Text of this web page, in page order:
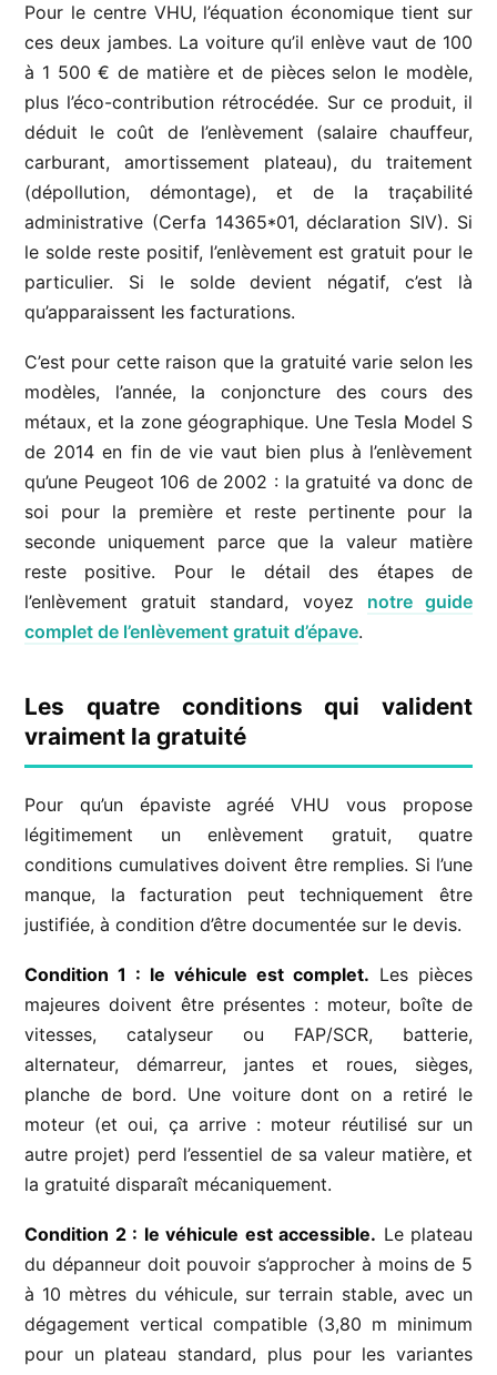
Pour le centre VHU, l’équation économique tient sur
ces deux jambes. La voiture qu’il enlève vaut de 100
à 1 500 € de matière et de pièces selon le modèle,
plus l’éco-contribution rétrocédée. Sur ce produit, il
déduit le coût de l’enlèvement (salaire chauffeur,
carburant, amortissement plateau), du traitement
(dépollution, démontage), et de la traçabilité
administrative (Cerfa 14365*01, déclaration SIV). Si
le solde reste positif, l’enlèvement est gratuit pour le
particulier. Si le solde devient négatif, c’est là
qu’apparaissent les facturations.
C’est pour cette raison que la gratuité varie selon les
modèles, l’année, la conjoncture des cours des
métaux, et la zone géographique. Une Tesla Model S
de 2014 en fin de vie vaut bien plus à l’enlèvement
qu’une Peugeot 106 de 2002 : la gratuité va donc de
soi pour la première et reste pertinente pour la
seconde uniquement parce que la valeur matière
reste positive. Pour le détail des étapes de
l’enlèvement gratuit standard, voyez notre guide
complet de l’enlèvement gratuit d’épave.
Les quatre conditions qui valident
vraiment la gratuité
Pour qu’un épaviste agréé VHU vous propose
légitimement un enlèvement gratuit, quatre
conditions cumulatives doivent être remplies. Si l’une
manque, la facturation peut techniquement être
justifiée, à condition d’être documentée sur le devis.
Condition 1 : le véhicule est complet. Les pièces
majeures doivent être présentes : moteur, boîte de
vitesses, catalyseur ou FAP/SCR, batterie,
alternateur, démarreur, jantes et roues, sièges,
planche de bord. Une voiture dont on a retiré le
moteur (et oui, ça arrive : moteur réutilisé sur un
autre projet) perd l’essentiel de sa valeur matière, et
la gratuité disparaît mécaniquement.
Condition 2 : le véhicule est accessible. Le plateau
du dépanneur doit pouvoir s’approcher à moins de 5
à 10 mètres du véhicule, sur terrain stable, avec un
dégagement vertical compatible (3,80 m minimum
pour un plateau standard, plus pour les variantes